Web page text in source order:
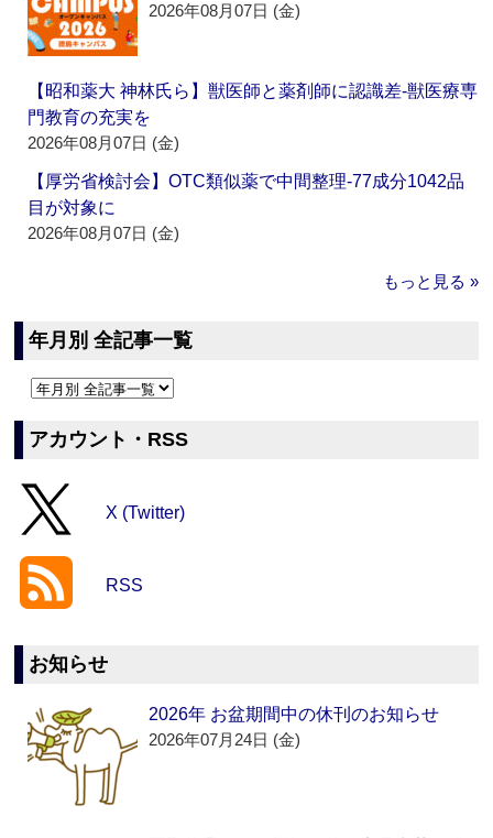
2026年08月07日 (金)
【昭和薬大 神林氏ら】獣医師と薬剤師に認識差‐獣医療専
門教育の充実を
2026年08月07日 (金)
【厚労省検討会】OTC類似薬で中間整理‐77成分1042品
目が対象に
2026年08月07日 (金)
もっと見る »
年月別 全記事一覧
アカウント・RSS
X (Twitter)
RSS
お知らせ
2026年 お盆期間中の休刊のお知らせ
2026年07月24日 (金)